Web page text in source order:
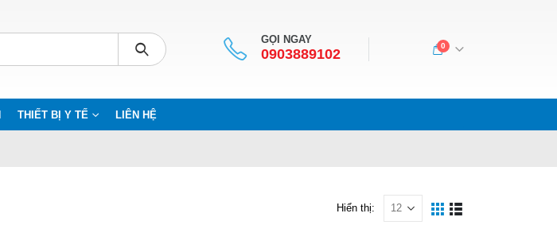
GỌI NGAY
0903889102
0
THIẾT BỊ Y TẾ LIÊN HỆ
Hiển thị: